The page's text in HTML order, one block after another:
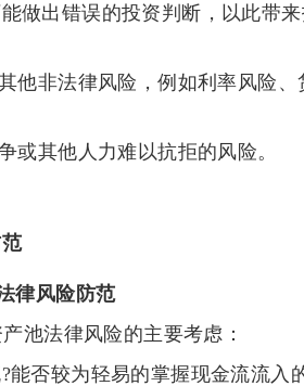
做出错误的投资判断，以此带
他非法律风险，例如利率风险
或其他人力难以抗拒的风险。
律风险防范
池法律风险的主要考虑：
?能否较为轻易的掌握现金流流入